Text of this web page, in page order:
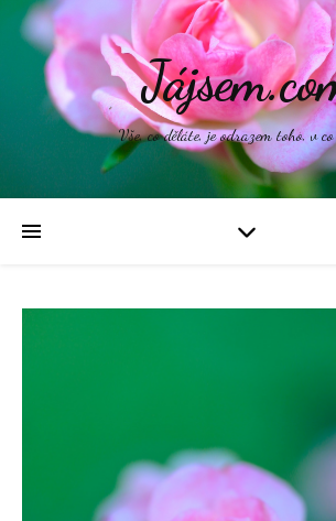
Vše, co děláte, je odrazem toho, v